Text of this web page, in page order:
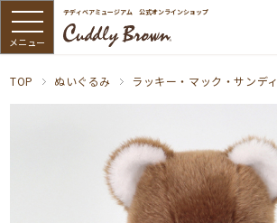
テディベアミュージアム 公式オンラインショップ
TOP ぬいぐるみ ラッキー・マック・サンディ